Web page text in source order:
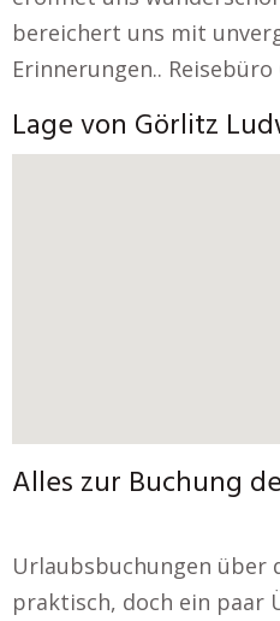
bereichert uns mit
Erinnerungen..
Lage von Görlitz
Alles zur Buchung
Urlaubsbuchungen über
praktisch, doch ein paar